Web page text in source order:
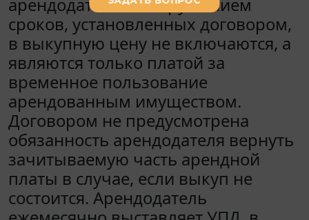
сроков, установленных договором,
в выкупную цену не включаются, а
являются только платой за
временное пользование
арендованным имуществом.
Договором не предусмотрена
обязанность арендодателя вернуть
зачитываемую часть арендной
платы в случае, если выкуп не
состоится. Арендодатель